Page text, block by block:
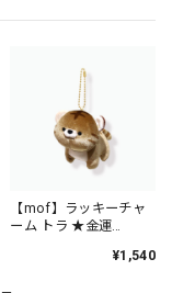
【mof】ラッキーチャ
ーム トラ ★金運
¥1,540